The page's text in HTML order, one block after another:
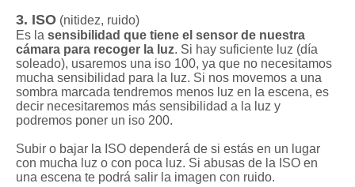
3. ISO (nitidez, ruido)
Es la sensibilidad que tiene el sensor de nuestra
cámara para recoger la luz. Si hay suficiente luz (día
soleado), usaremos una iso 100, ya que no necesitamos
mucha sensibilidad para la luz. Si nos movemos a una
sombra marcada tendremos menos luz en la escena, es
decir necesitaremos más sensibilidad a la luz y
podremos poner un iso 200.
Subir o bajar la ISO dependerá de si estás en un lugar
con mucha luz o con poca luz. Si abusas de la ISO en
una escena te podrá salir la imagen con ruido.